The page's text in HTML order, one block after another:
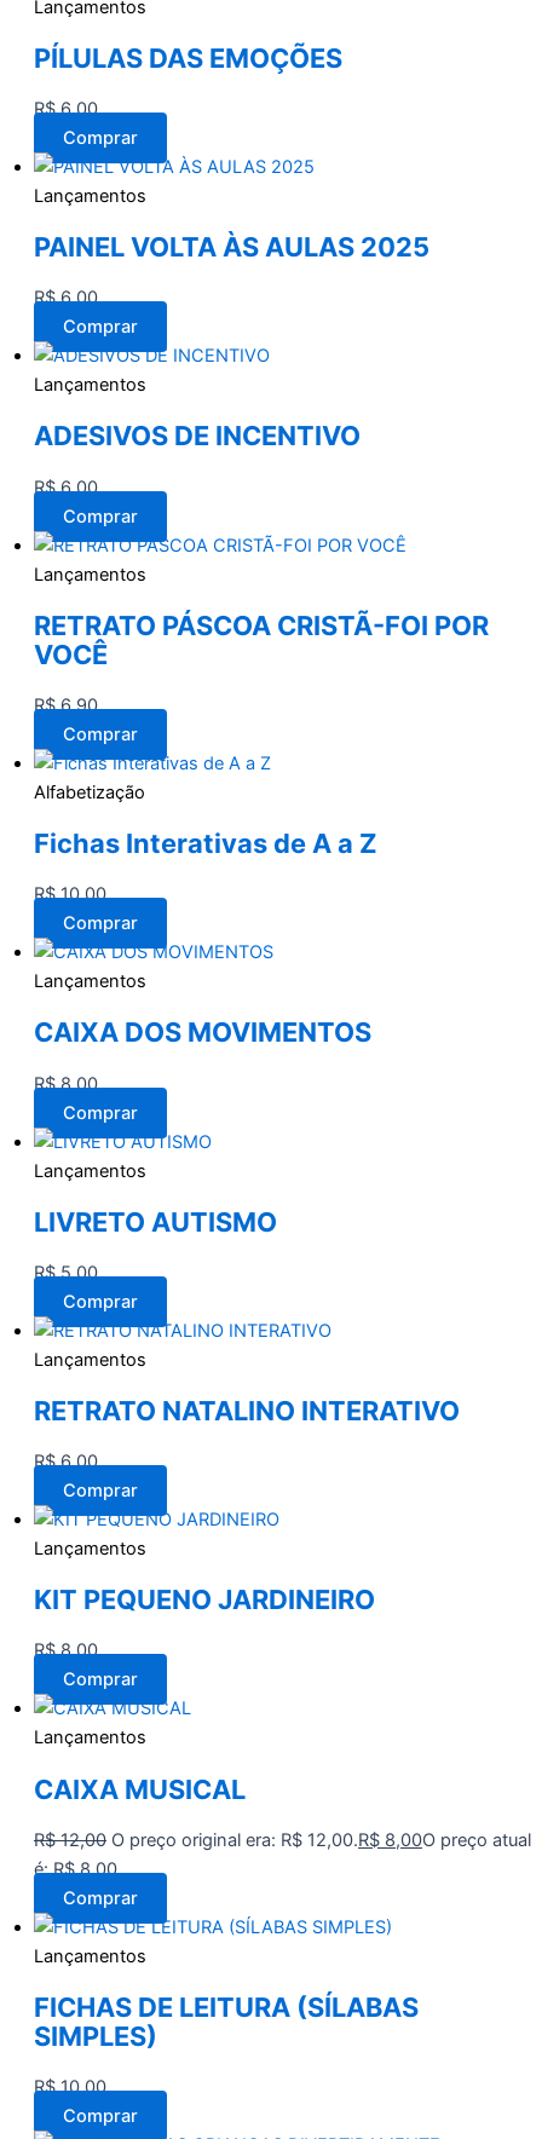
Lançamentos
PÍLULAS DAS EMOÇÕES
R$6,00
Comprar
Lançamentos
PAINEL VOLTA ÀS AULAS 2025
R$6,00
Comprar
Lançamentos
ADESIVOS DE INCENTIVO
R$6,00
Comprar
Lançamentos
RETRATO PÁSCOA CRISTÃ-FOI POR
VOCÊ
R$6,90
Comprar
Alfabetização
Fichas Interativas de A a Z
R$10,00
Comprar
Lançamentos
CAIXA DOS MOVIMENTOS
R$8,00
Comprar
Lançamentos
LIVRETO AUTISMO
R$5,00
Comprar
Lançamentos
RETRATO NATALINO INTERATIVO
R$6,00
Comprar
Lançamentos
KIT PEQUENO JARDINEIRO
R$8,00
Comprar
Lançamentos
CAIXA MUSICAL
R$12,00 O preço original era: R$ 12,00.R$ 8,00O preço atual
é: R$ 8,00.
Comprar
Lançamentos
FICHAS DE LEITURA (SÍLABAS
SIMPLES)
R$10,00
Comprar